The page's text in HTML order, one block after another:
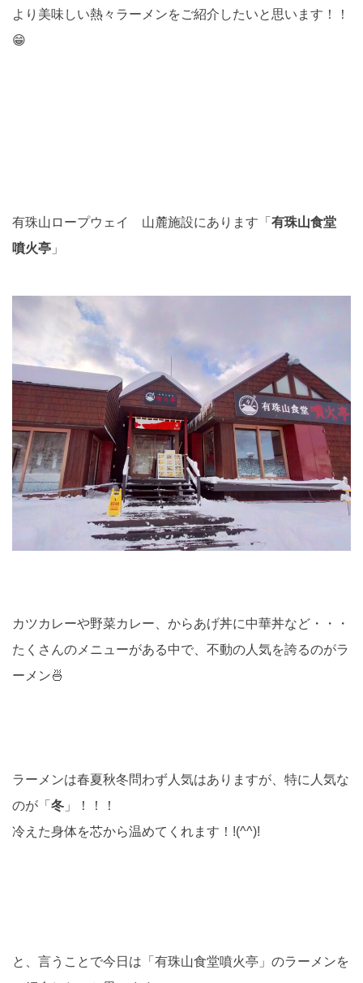
より美味しい熱々ラーメンをご紹介したいと思います！！
😁
有珠山ロープウェイ 山麓施設にあります「 有珠山食堂
噴火亭 」
カツカレーや野菜カレー、からあげ丼に中華丼など・・・
たくさんのメニューがある中で、不動の人気を誇るのがラ
ーメン🍜
ラーメンは春夏秋冬問わず人気はありますが、特に人気な
のが「 冬 」！！！
冷えた身体を芯から温めてくれます！!(^^)!
と、言うことで今日は「有珠山食堂噴火亭」のラーメンを